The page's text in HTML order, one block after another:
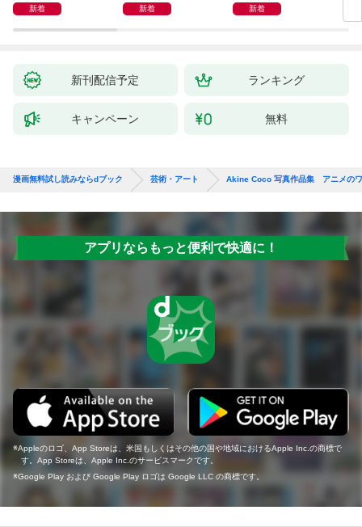
新着 新着 新着
新刊配信予定 ランキング
キャンペーン 無料
漫画無料試し読みならdブック 芸術・アート Akine Coco 写真作品集 アニメの
アプリならもっと便利で快適に！
Appleのロゴ、App Storeは、米国もしくはその他の国や地域におけるApple Inc.の商標で
す。App Storeは、Apple Inc.のサービスマークです。
Google Play および Google Play ロゴは Google LLC の商標です。